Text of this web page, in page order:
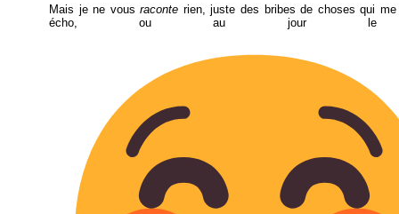
Mais je ne vousraconte rien, juste des bribes de choses qui
écho, ou au jour le